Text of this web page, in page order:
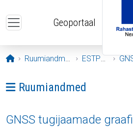
Geoportaal
Avaleht
Ruumiandmed ESTPOS
Ava menüü: Ruumiandmed
Ruumiandmed
GNSS tugijaamade